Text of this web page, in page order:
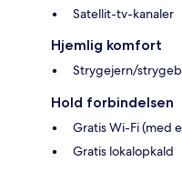
Satellit-tv-kanaler
Hjemlig komfort
Strygejern/
Hold forbindelsen
Gratis Wi-Fi (med
Gratis lokalopkald